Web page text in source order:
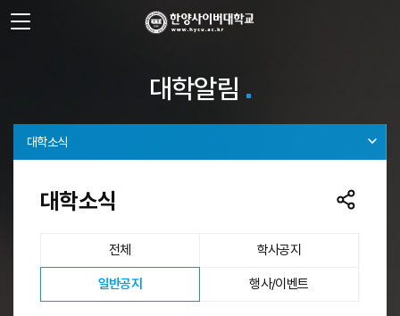
사이트정보 바로가기
대학알림
대학소식
대학소식
전체 학사공지
일반공지
선택됨
행사/이벤트